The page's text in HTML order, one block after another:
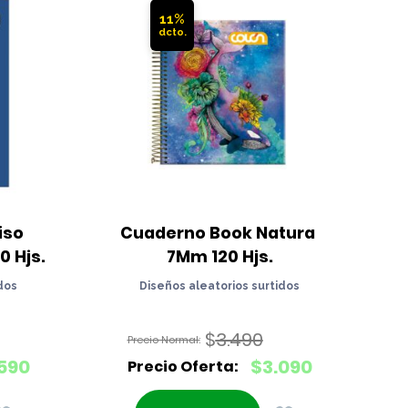
Hjs.
11%
Cuaderno Book Natura
7Mm 120 Hjs.
Diseños aleatorios surtidos
$3.490
El
precio
$3.090
El